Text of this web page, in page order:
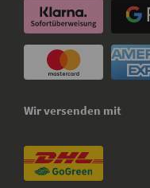
Wir versenden mit